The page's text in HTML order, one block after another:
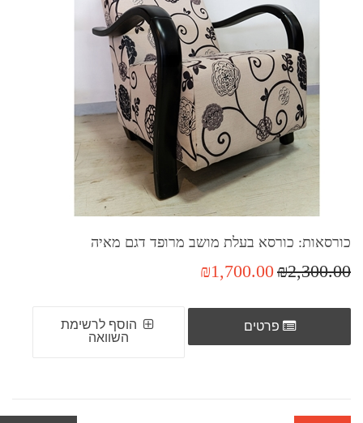
כורסאות: כורסא בעלת מושב מרופד דגם מאיה
₪2,300.00
₪1,700.00
פרטים
הוסף לרשימת
השוואה